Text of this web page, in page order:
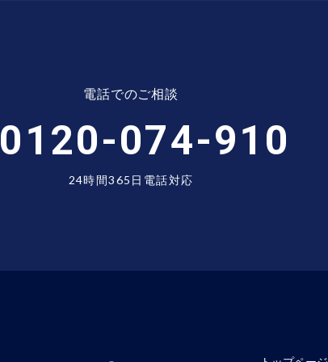
電話でのご相談
0120-074-910
24時間365日電話対応